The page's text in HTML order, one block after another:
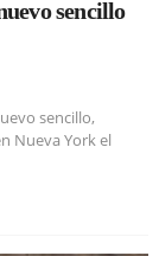
sencillo
sencillo,
Nueva York el